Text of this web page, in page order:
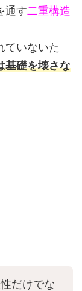
通す二重構造
ていないた
基礎を壊さな
だけでな